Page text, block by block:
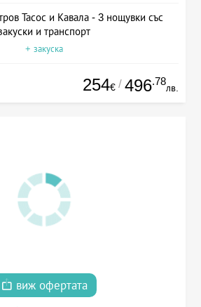
Тасос и Кавала - 3 нощувки със
и транспорт
+ закуска
254€ / 496.78
лв.
виж офертата